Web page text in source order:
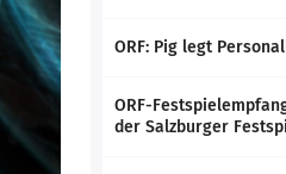
ORF: Pig legt
ORF-
der Salzburger